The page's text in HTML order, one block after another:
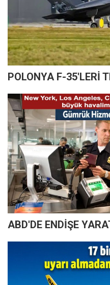
POLONYA F-35'LERİ
ABD'DE ENDİŞE